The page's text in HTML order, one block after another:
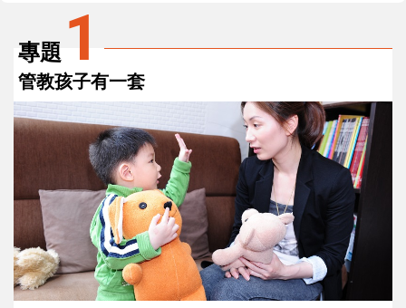
專題 1
管教孩子有一套